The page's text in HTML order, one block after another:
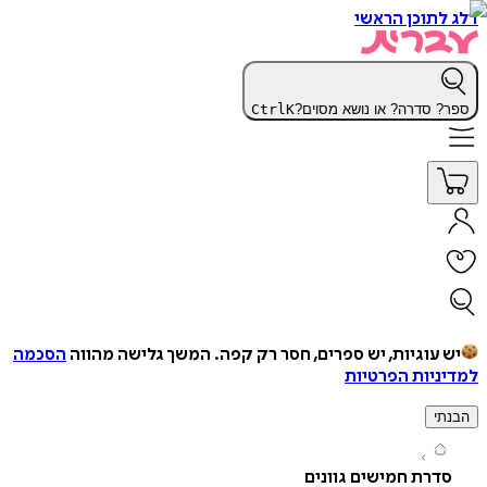
הראשי
סדרה? או נושא מסוים? CtrlK
עוגיות, יש ספרים, חסר רק קפה. המשך גלישה מהווההסכמה
הפרטיות
חמישים גוונים